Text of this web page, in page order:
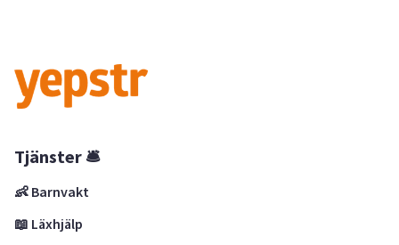
Tjänster 🛎
👶 Barnvakt
📖 Läxhjälp